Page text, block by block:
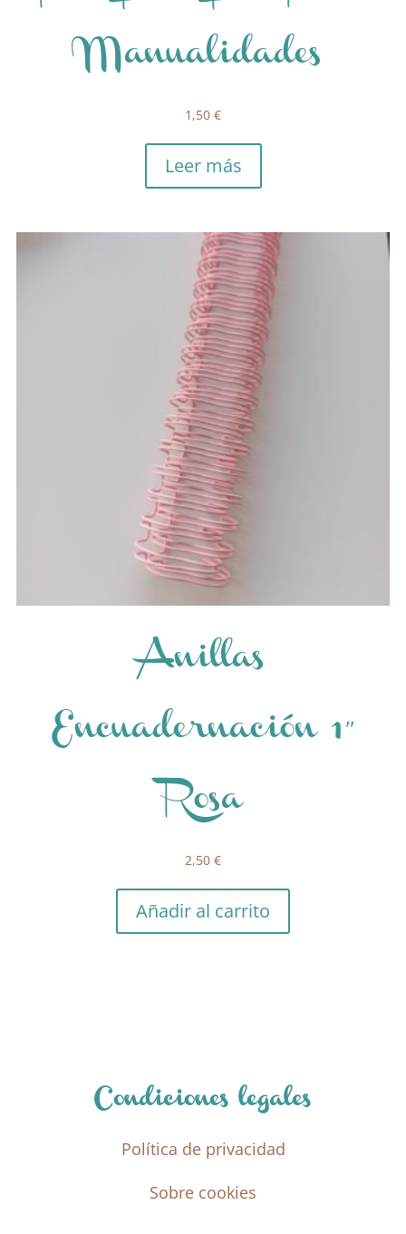
Manualidades
1,50 €
Leer más
Anillas
Encuadernación 1″
Rosa
2,50 €
Añadir al carrito
Condiciones legales
Política de privacidad
Sobre cookies